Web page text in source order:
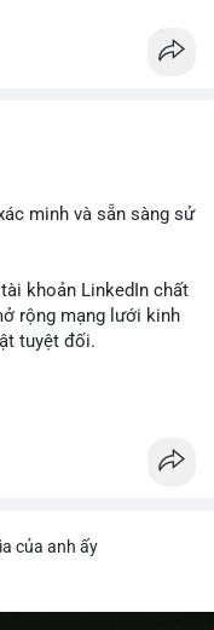
minh và sẵn sàng sử
khoản LinkedIn chất
rộng mạng lưới kinh
tuyệt đối.
của anh ấy